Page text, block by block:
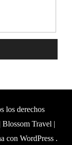
los derechos
Blossom Travel |
con WordPress.